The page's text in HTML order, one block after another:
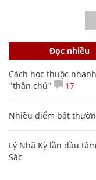
Đọc nhiều
Cách học thuộc
"thần chú"
17
Nhiều điểm bất
Lý Nhã Kỳ lần đầu
Sác